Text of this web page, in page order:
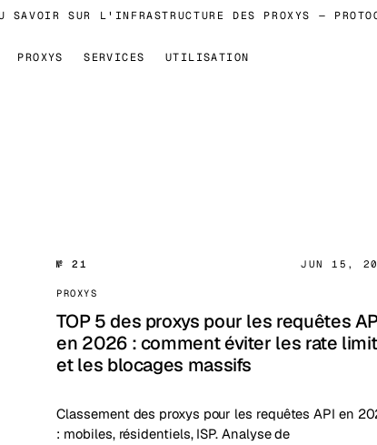
SUR L'INFRASTRUCTURE DES PROXYS —
PROXYS SERVICES UTILISATION
№ 21 JUN 15,
PROXYS
TOP 5 des proxys pour les requêtes
en 2026 : comment éviter les rate
et les blocages massifs
Classement des proxys pour les requêtes API en
: mobiles, résidentiels, ISP. Analyse de